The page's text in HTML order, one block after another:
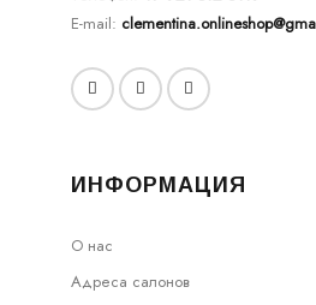
E-mail:
ИНФОРМАЦИЯ
О нас
Адреса салонов